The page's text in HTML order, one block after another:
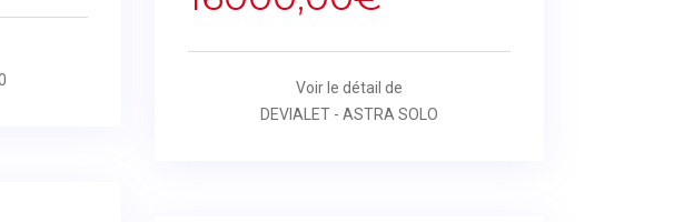
Voir le détail de
DEVIALET - ASTRA SOLO